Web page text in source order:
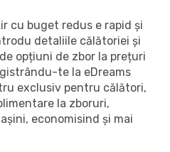
cu buget redus e rapid și
detaliile călătoriei și
opțiuni de zbor la prețuri
te la eDreams
exclusiv pentru călători,
la zboruri,
economisind și mai